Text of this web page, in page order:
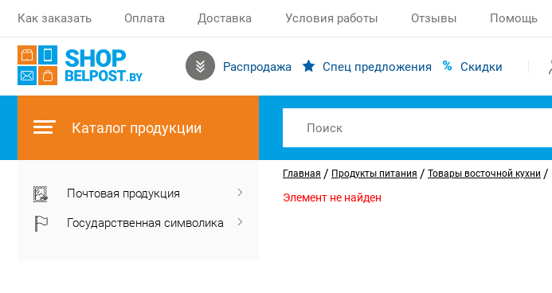
Как заказать Оплата Доставка Условия работы Отзывы Помощь
Распродажа Спец предложения Скидки
Каталог продукции
Почтовая продукция
Государственная символика
Главная / Продукты питания / Товары восточной кухни /
Элемент не найден